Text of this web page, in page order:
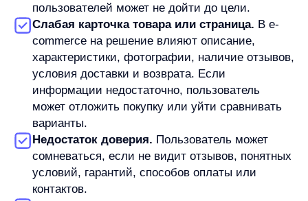
нельзя уверенно сказать, хорошая конверсия или
плохая.
Если конверсия низкая, стоит проверить трафик,
предложение, путь к действию, страницу или
карточку товара, форму, доверие и технические
ошибки.
Сам показатель не решает проблему
автоматически. Он помогает увидеть, где
пользователи перестают двигаться к нужному
действию. Дальше нужно проверять причины.